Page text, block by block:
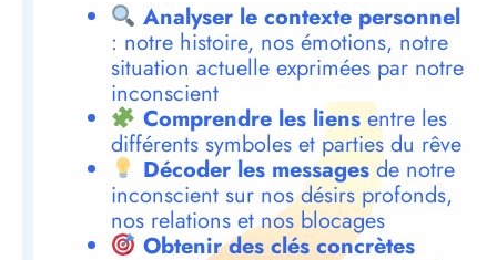
Analyser le contexte personnel
: notre histoire, nos émotions, notre
situation actuelle exprimées par notre
inconscient
Comprendre les liensentre les
différents symboles et parties du rêve
Décoder les messagesde notre
inconscient sur nos désirs profonds,
nos relations et nos blocages
Obtenir des clés concrètes